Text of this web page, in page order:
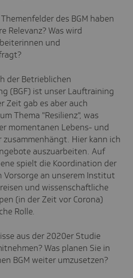
des BGM haben
Relevanz? Was wird
und
der Betrieblichen
(BGF) ist unser Lauftraining
Zeit gab es aber auch
Thema "Resilienz", was
momentanen Lebens- und
Hier kann ich
auszuarbeiten. Auf
spielt die Koordination der
Vorsorge an unserem Institut
und wissenschaftliche
(in der Zeit vor Corona)
Rolle.
aus der 2020er Studie
Was planen Sie in
BGM weiter umzusetzen?